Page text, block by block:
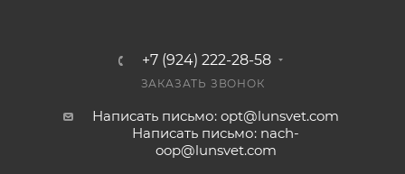
+7 (924) 222-28-58
ЗАКАЗАТЬ ЗВОНОК
Написать письмо: opt@lunsvet.com
Написать письмо: nach-
oop@lunsvet.com